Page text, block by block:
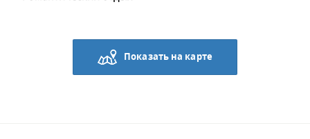
Показать на карте